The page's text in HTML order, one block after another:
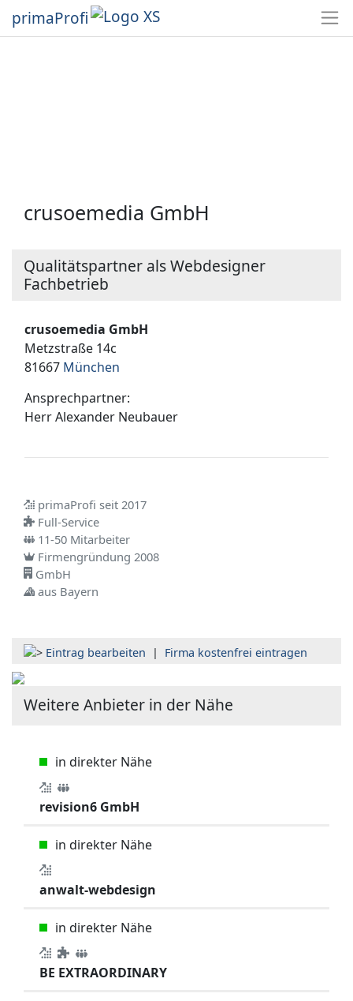
primaProfi
crusoemedia GmbH
Qualitätspartner als Webdesigner
Fachbetrieb
crusoemedia GmbH
Metzstraße 14c
81667 München
Ansprechpartner:
HerrAlexander Neubauer
primaProfi seit 2017
Full-Service
11-50 Mitarbeiter
Firmengründung 2008
GmbH
aus Bayern
Eintrag bearbeiten | Firma kostenfrei eintragen
Weitere Anbieter in der Nähe
in direkter Nähe
revision6 GmbH
in direkter Nähe
anwalt-webdesign
in direkter Nähe
BE EXTRAORDINARY